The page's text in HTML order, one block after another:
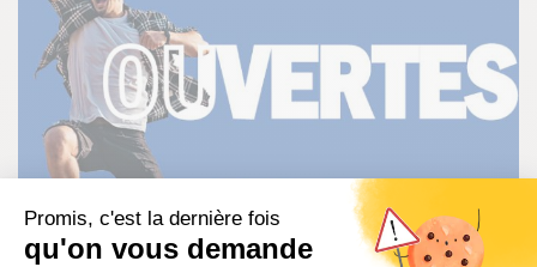
Promis, c'est la dernière fois
qu'on vous demande